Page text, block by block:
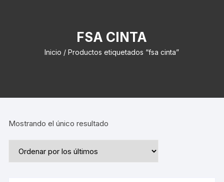
FSA CINTA
Inicio / Productos etiquetados “fsa cinta”
Mostrando el único resultado